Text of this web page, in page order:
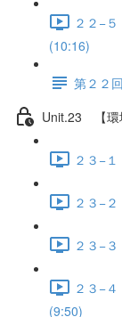
２２−
(10:16)
第２２
Unit.23 【環
２３−
２３−
２３−
２３−
(9:50)